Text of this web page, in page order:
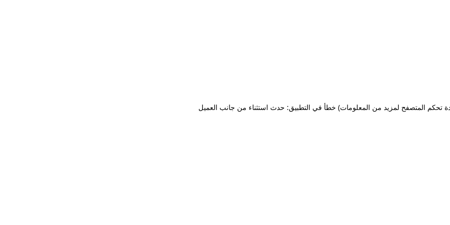
خطأ في التطبيق: حدث استثناء من جانب العميل تحكم المتصفح لمزيد من المعلومات)